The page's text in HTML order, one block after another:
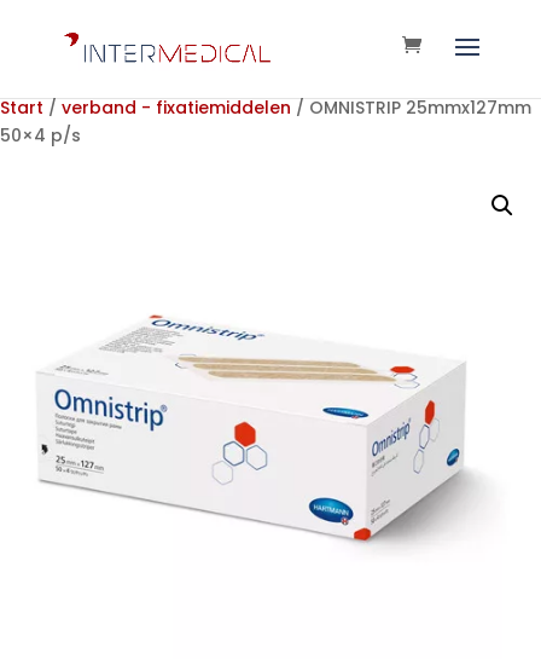
Start / verband - fixatiemiddelen / OMNISTRIP 25mmx127mm
50×4 p/s